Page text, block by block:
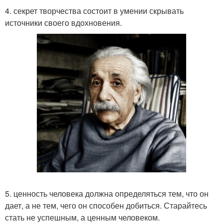
4. секрет творчества состоит в умении скрывать
источники своего вдохновения.
5. ценность человека должна определяться тем, что он
дает, а не тем, чего он способен добиться. Старайтесь
стать не успешным, а ценным человеком.